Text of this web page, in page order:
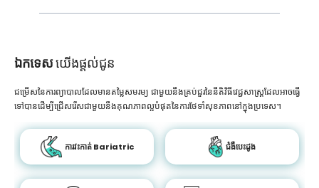
ឯកទេសយើងផ្តល់ជូន
ជម្រើសនៃការព្យាបាលដែលមានតម្លៃសមរម្យ ជាមួយនឹងគ្រប់ជួរនៃនីតិវិធីវេជ្ជសាស្រ្តដែលអាចធ្វើ
ទៅបានដើម្បីជ្រើសរើសជាមួយនឹងគុណភាពល្អបំផុតនៃការថែទាំសុខភាពនៅក្នុងប្រទេស។
ការវះកាត់ Bariatric ជំងឺបេះដូង